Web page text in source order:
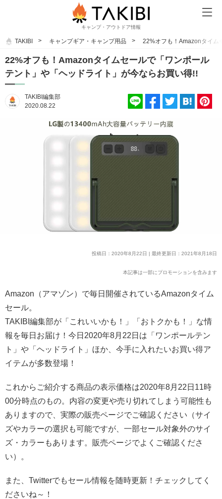
キャンプ・アウトドア情報
TAKIBI キャンプギア・キャンプ用品 22%オフも！Amazonタイム
22%オフも！Amazonタイムセールで「ワンポール
テント」や「ヘッドライト」が今ならお買い得!!
TAKIBI編集部
2020.08.22
投稿日：2020年8月22日 | 最終更新日：2021年8月18日
本記事は一部にプロモーションを含みます
Amazon（アマゾン）で毎日開催されているAmazonタイム
セール。
TAKIBI編集部が「これいいかも！」「おトクかも！」な情
報を毎日お届け！今日2020年8月22日は「ワンポールテン
ト」や「ヘッドライト」ほか、今手に入れたいお買い得ア
イテムが多数登場！
これからご紹介する商品の表示価格は2020年8月22日11時
00分時点のもの。内容の変更や売り切れてしまう可能性も
ありますので、実際の販売ページでご確認ください（サイ
ズやカラーの選択も可能ですが、一部セール対象外のサイ
ズ・カラーもあります。販売ページでよくご確認くださ
い）。
また、Twitterでもセール情報を随時更新！チェックしてく
ださいね～！